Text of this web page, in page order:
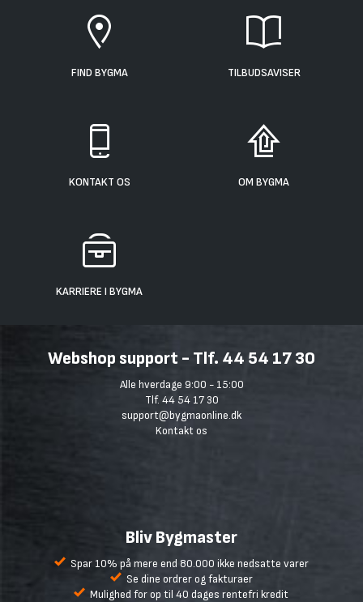
FIND BYGMA TILBUDSAVISER
KONTAKT OS OM BYGMA
KARRIERE I BYGMA
Webshop support - Tlf. 44 54 17 30
Alle hverdage 9:00 - 15:00
Tlf. 44 54 17 30
support@bygmaonline.dk
Kontakt os
Bliv Bygmaster
Spar 10% på mere end 80.000 ikke nedsatte varer
Se dine ordrer og fakturaer
Mulighed for op til 40 dages rentefri kredit